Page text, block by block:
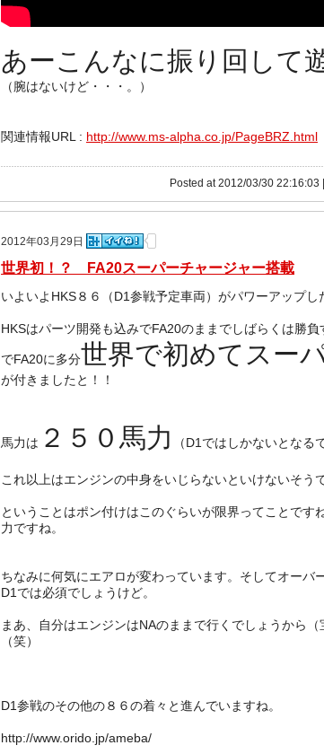
あーこんなに振り回して
（腕はないけど・・・。）
関連情報URL : http://www.ms-alpha.co.jp/PageBRZ.html
Posted at 2012/03/30 22:16:03 |
2012年03月29日
世界初！？ FA20スーパーチャージャー搭載
いよいよHKS８６（D1参戦予定車両）がパワーアップし
HKSはパーツ開発も込みでFA20のままでしばらくは勝負
でFA20に多分世界で初めてスー
が付きましたと！！
馬力は ２５０馬力 （D1ではしかないとなる
これ以上はエンジンの中身をいじらないといけないそうで
ということはポン付けはこのぐらいが限界ってことです
力ですね。
ちなみに何気にエアロが変わっています。そしてオーバ
D1では必須でしょうけど。
まあ、自分はエンジンはNAのままで行くでしょうから（
（笑）
D1参戦のその他の８６の着々と進んでいますね。
http://www.orido.jp/ameba/